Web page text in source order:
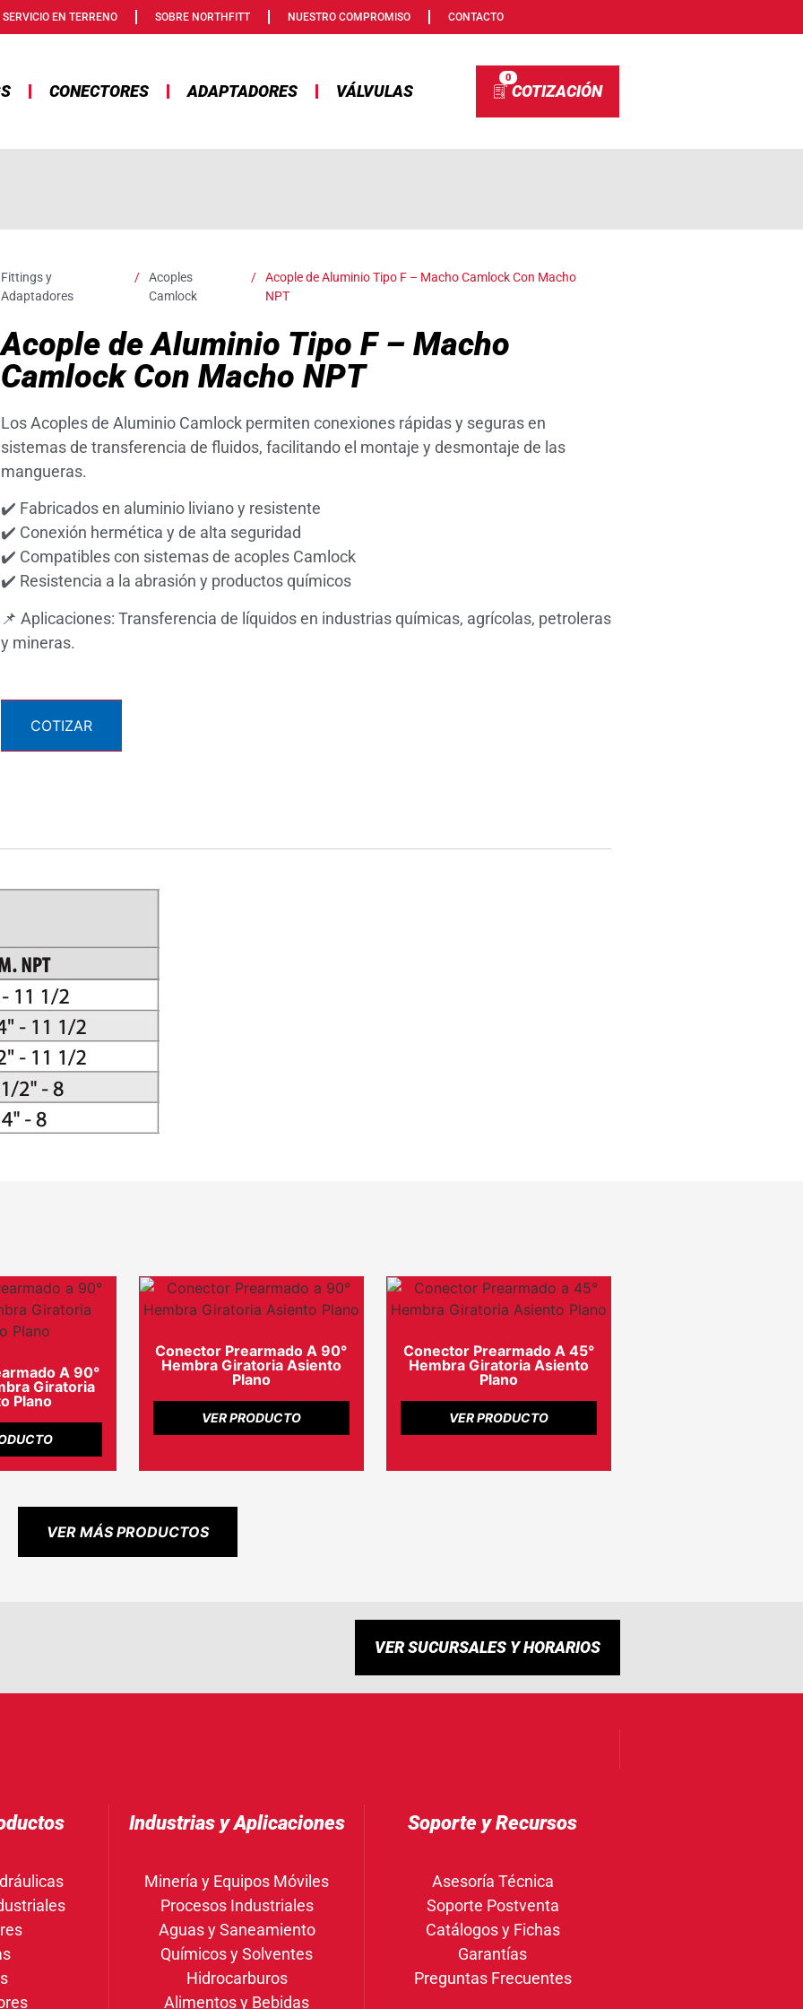
SERVICIO EN TERRENO SOBRE NORTHFITT NUESTRO COMPROMISO CONTACTO
CONECTORES ADAPTADORES VÁLVULAS
0
Fittings y
Adaptadores
/
Acoples
Camlock
/
Acople de Aluminio Tipo F – Macho Camlock Con Macho
NPT
Acople de Aluminio Tipo F – Macho
Camlock Con Macho NPT
Los Acoples de Aluminio Camlock permiten conexiones rápidas y seguras en
sistemas de transferencia de fluidos, facilitando el montaje y desmontaje de las
mangueras.
✔️ Fabricados en aluminio liviano y resistente
✔️ Conexión hermética y de alta seguridad
✔️ Compatibles con sistemas de acoples Camlock
✔️ Resistencia a la abrasión y productos químicos
📌 Aplicaciones: Transferencia de líquidos en industrias químicas, agrícolas, petroleras
y mineras.
COTIZAR
A 90°
Giratoria
Plano
Conector Prearmado A 90°
Hembra Giratoria Asiento
Plano
VER PRODUCTO
Conector Prearmado A 45°
Hembra Giratoria Asiento
Plano
VER PRODUCTO
VER MÁS PRODUCTOS
VER SUCURSALES Y HORARIOS
Industrias y Aplicaciones
Minería y Equipos Móviles
Procesos Industriales
Aguas y Saneamiento
Químicos y Solventes
Hidrocarburos
Alimentos y Bebidas
Soporte y Recursos
Asesoría Técnica
Soporte Postventa
Catálogos y Fichas
Garantías
Preguntas Frecuentes